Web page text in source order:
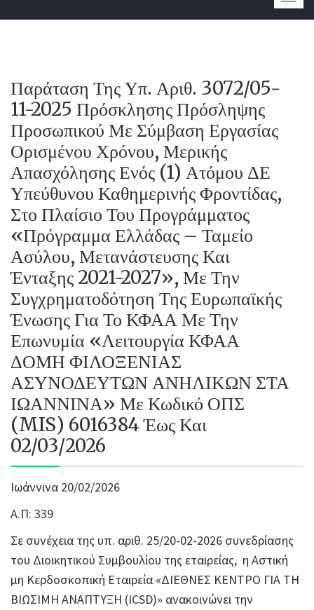
Παράταση Της Υπ. Αριθ. 3072/05-
11-2025 Πρόσκλησης Πρόσληψης
Προσωπικού Με Σύμβαση Εργασίας
Ορισμένου Χρόνου, Μερικής
Απασχόλησης Ενός (1) Ατόμου ΔΕ
Υπεύθυνου Καθημερινής Φροντίδας,
Στο Πλαίσιο Του Προγράμματος
«Πρόγραμμα Ελλάδας – Ταμείο
Ασύλου, Μετανάστευσης Και
Ένταξης 2021-2027», Με Την
Συγχρηματοδότηση Της Ευρωπαϊκής
Ένωσης Για Το ΚΦΑΑ Με Την
Επωνυμία «Λειτουργία ΚΦΑΑ
ΔΟΜΗ ΦΙΛΟΞΕΝΙΑΣ
ΑΣΥΝΟΔΕΥΤΩΝ ΑΝΗΛΙΚΩΝ ΣΤΑ
ΙΩΑΝΝΙΝΑ» Με Κωδικό ΟΠΣ
(MIS) 6016384 Έως Και
02/03/2026
Ιωάννινα 20/02/2026
Α.Π: 339
Σε συνέχεια της υπ. αριθ. 25/20-02-2026 συνεδρίασης
του Διοικητικού Συμβουλίου της εταιρείας, η Αστική
μη Κερδοσκοπική Εταιρεία «ΔΙΕΘΝΕΣ ΚΕΝΤΡΟ ΓΙΑ ΤΗ
ΒΙΩΣΙΜΗ ΑΝΑΠΤΥΞΗ (ICSD)» ανακοινώνει την